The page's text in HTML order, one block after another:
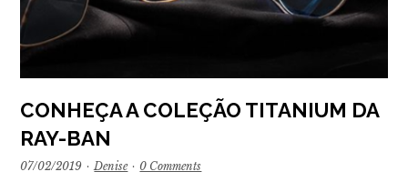
CONHEÇA A COLEÇÃO TITANIUM DA
RAY-BAN
07/02/2019 · Denise · 0 Comments